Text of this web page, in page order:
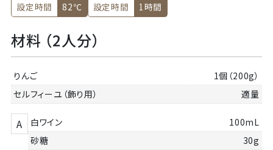
設定時間 82℃ 設定時間 1時間
材料 （2人分）
りんご
1個（200g）
セルフィーユ（飾り用）
適量
A 白ワイン
100mL
砂糖
30g